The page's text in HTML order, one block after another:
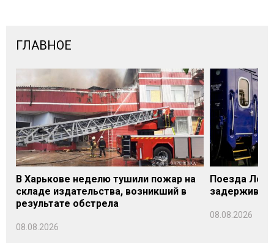
ГЛАВНОЕ
В Харькове неделю тушили пожар на
складе издательства, возникший в
результате обстрела
08.08.2026
Поезда
08.08.2026